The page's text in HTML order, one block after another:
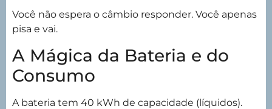
Você não espera o câmbio responder. Você apenas
pisa e vai.
A Mágica da Bateria e do
Consumo
A bateria tem 40 kWh de capacidade (líquidos).